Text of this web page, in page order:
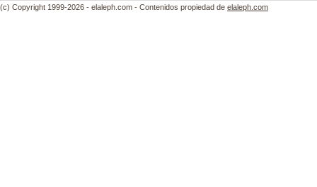
(c) Copyright 1999-2026 - elaleph.com - Contenidos propiedad de elaleph.com